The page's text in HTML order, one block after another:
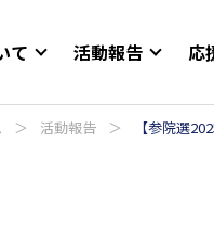
て 活動報告 応
＞ 活動報告 ＞ 【参院選